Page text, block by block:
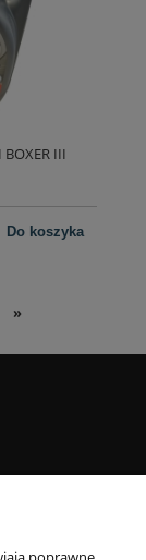
BOXER III
do koszyka
»